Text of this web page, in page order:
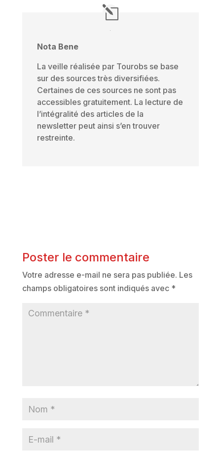
Nota Bene
La veille réalisée par Tourobs se base
sur des sources très diversifiées.
Certaines de ces sources ne sont pas
accessibles gratuitement. La lecture de
l’intégralité des articles de la
newsletter peut ainsi s’en trouver
restreinte.
Poster le commentaire
Votre adresse e-mail ne sera pas publiée. Les
champs obligatoires sont indiqués avec *